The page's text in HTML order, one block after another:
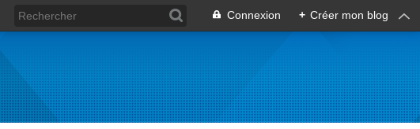
Connexion + Créer mon blog